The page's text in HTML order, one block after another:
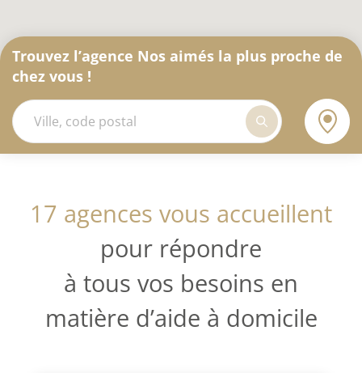
Trouvez l’agence Nos aimés la plus proche de
chez vous !
17 agences vous accueillent
pour répondre
à tous vos besoins en
matière d’aide à domicile